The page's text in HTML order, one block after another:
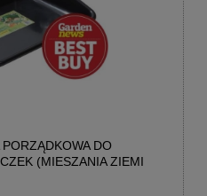
DO
(MIESZANIA ZIEMI